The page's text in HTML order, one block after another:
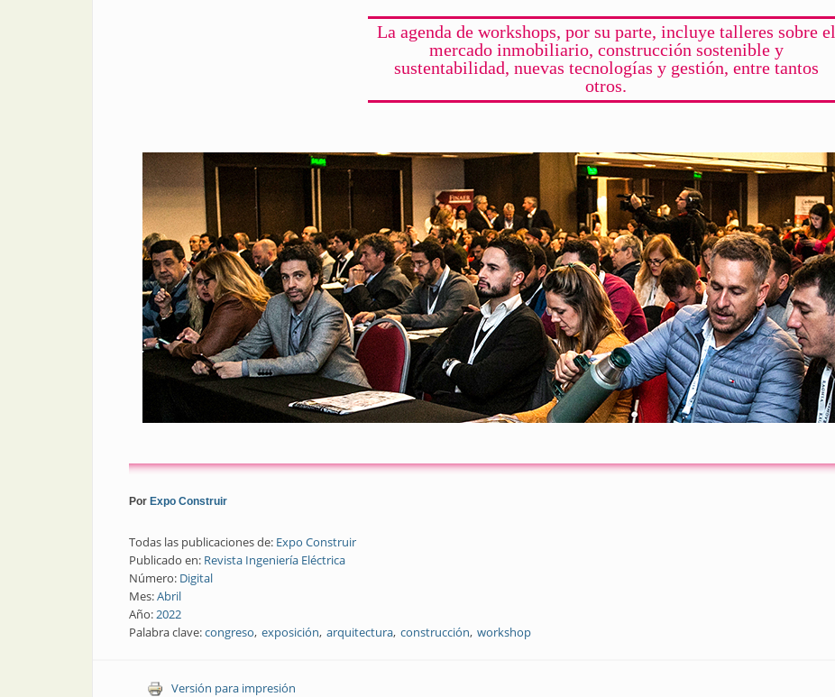
La agenda de workshops, por su parte, incluye talleres sobre el
mercado inmobiliario, construcción sostenible y
sustentabilidad, nuevas tecnologías y gestión, entre tantos
otros.
Por Expo Construir
Todas las publicaciones de: Expo Construir
Publicado en: Revista Ingeniería Eléctrica
Número: Digital
Mes:Abril
Año:2022
Palabra clave:congreso exposición arquitectura construcción workshop
Versión para impresión